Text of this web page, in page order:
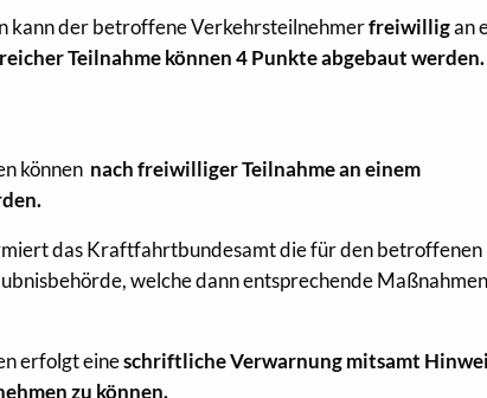
kann der betroffene Verkehrsteilnehmerfreiwilligan
Teilnahme können 4 Punkte abgebaut werden.
können nach freiwilliger Teilnahme an einem
das Kraftfahrtbundesamt die für den betroffenen
welche dann entsprechende Maßnahmen
erfolgt eineschriftliche Verwarnung mitsamt
zu können.